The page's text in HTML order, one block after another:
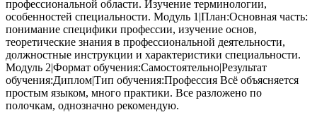
профессиональной области. Изучение терминологии,
особенностей специальности. Модуль 1|План:Основная часть:
понимание специфики профессии, изучение основ,
теоретические знания в профессиональной деятельности,
должностные инструкции и характеристики специальности.
Модуль 2|Формат обучения:Самостоятельно|Результат
обучения:Диплом|Тип обучения:Профессия Всё объясняется
простым языком, много практики. Все разложено по
полочкам, однозначно рекомендую.